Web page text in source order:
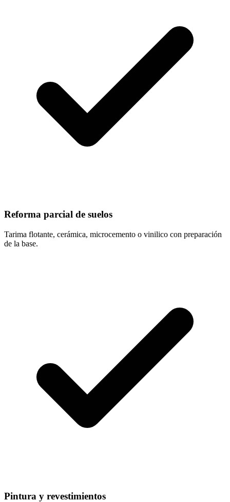
Reforma parcial de suelos
Tarima flotante, cerámica, microcemento o vinilico con preparación
de la base.
Pintura y revestimientos